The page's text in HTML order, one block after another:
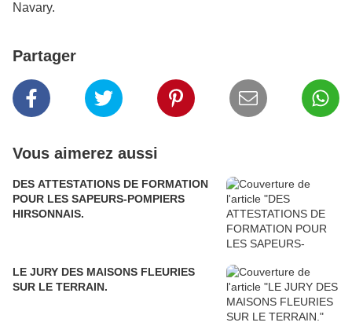
Navary.
Partager
Vous aimerez aussi
DES ATTESTATIONS DE FORMATION
POUR LES SAPEURS-POMPIERS
HIRSONNAIS.
LE JURY DES MAISONS FLEURIES
SUR LE TERRAIN.